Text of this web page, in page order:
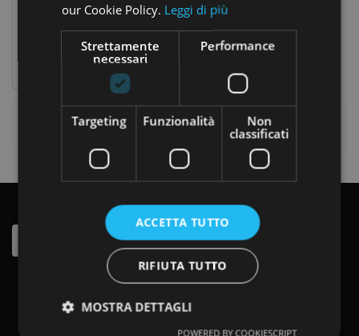
CONTATTACI
Multicomplex Vitamina C 20 Compresse Effervescenti
7,92 €Prezzo
base
Prezzo
Visualizzati 1-1 Su 1 Articoli
ISCRIVITI ALLA NEWSLETTER
our Cookie Policy. Leggi di più
Strettamente
necessari
Performance
Targeting Funzionalità
Non
classificati
ACCETTA TUTTO
RIFIUTA TUTTO
MOSTRA DETTAGLI
POWERED BY COOKIESCRIPT